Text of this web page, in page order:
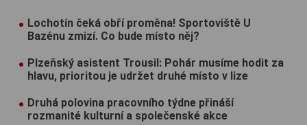
Lochotín čeká obří proměna! Sportoviště U
Bazénu zmizí. Co bude místo něj?
Plzeňský asistent Trousil: Pohár musíme hodit za
hlavu, prioritou je udržet druhé místo v lize
Druhá polovina pracovního týdne přináší
rozmanité kulturní a společenské akce